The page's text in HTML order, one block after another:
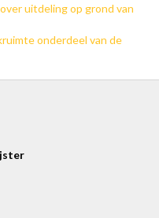
uitdeling op grond van
onderdeel van de